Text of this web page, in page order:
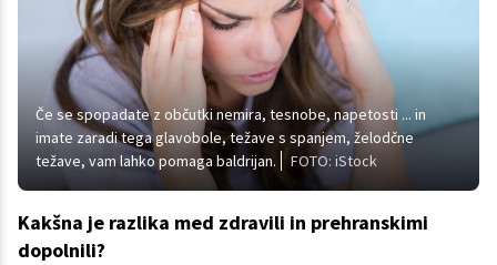
Če se spopadate z občutki nemira, tesnobe, napetosti ... in
imate zaradi tega glavobole, težave s spanjem, želodčne
težave, vam lahko pomaga baldrijan.
FOTO: iStock
Kakšna je razlika med zdravili in prehranskimi
dopolnili?